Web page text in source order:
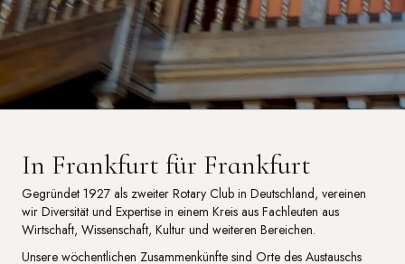
In Frankfurt für Frankfurt
Gegründet 1927 als zweiter Rotary Club in Deutschland, vereinen
wir Diversität und Expertise in einem Kreis aus Fachleuten aus
Wirtschaft, Wissenschaft, Kultur und weiteren Bereichen.
Unsere wöchentlichen Zusammenkünfte sind Orte des Austauschs